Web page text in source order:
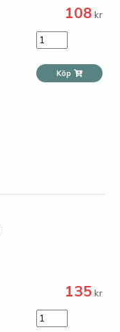
108 kr
Köp
135 kr